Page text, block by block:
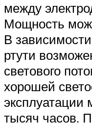
между
Мощность
В
ртути
светового
хорошей
эксплуатации
тысяч часов.